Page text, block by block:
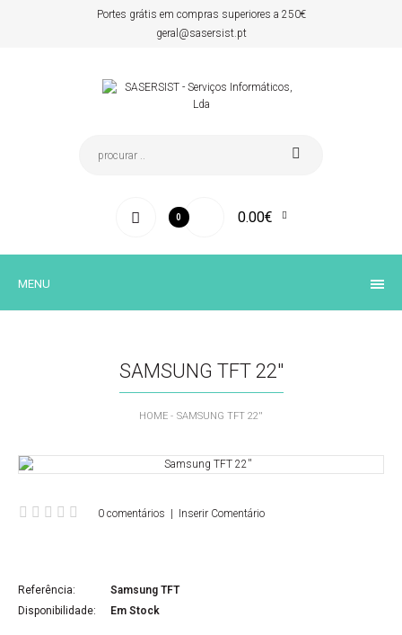
Portes grátis em compras superiores a 250€
geral@sasersist.pt
0 0.00€
MENU
SAMSUNG TFT 22''
HOME SAMSUNG TFT 22''
0 comentários Inserir Comentário
Referência:
Samsung TFT
Disponibilidade:
Em Stock